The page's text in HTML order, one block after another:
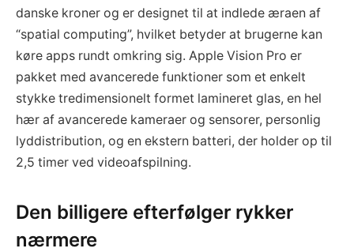
danske kroner og er designet til at indlede æraen af
“spatial computing”, hvilket betyder at brugerne kan
køre apps rundt omkring sig. Apple Vision Pro er
pakket med avancerede funktioner som et enkelt
stykke tredimensionelt formet lamineret glas, en hel
hær af avancerede kameraer og sensorer, personlig
lyddistribution, og en ekstern batteri, der holder op til
2,5 timer ved videoafspilning.
Den billigere efterfølger rykker
nærmere